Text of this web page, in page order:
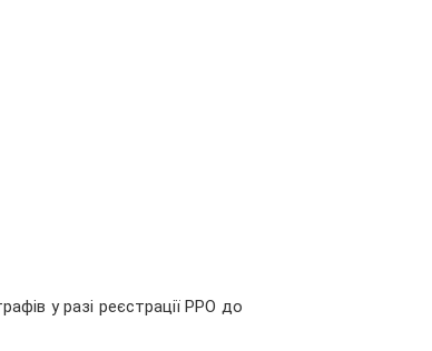
у разі реєстрації РРО до